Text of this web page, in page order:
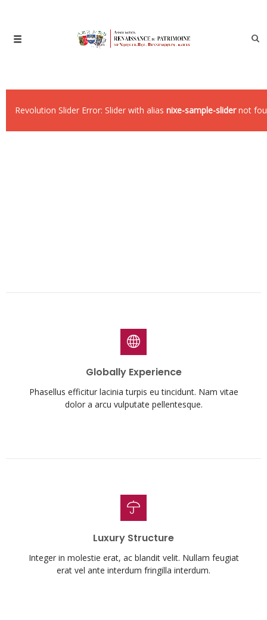
Revolution Slider Error: Slider with alias nixe-sample-slidernot
Globally Experience
Phasellus efficitur lacinia turpis eu tincidunt. Nam vitae
dolor a arcu vulputate pellentesque.
Luxury Structure
Integer in molestie erat, ac blandit velit. Nullam feugiat
erat vel ante interdum fringilla interdum.